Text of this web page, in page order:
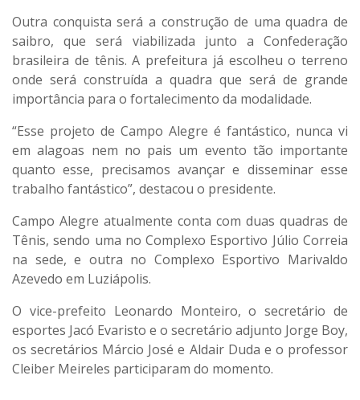
Outra conquista será a construção de uma quadra de
saibro, que será viabilizada junto a Confederação
brasileira de tênis. A prefeitura já escolheu o terreno
onde será construída a quadra que será de grande
importância para o fortalecimento da modalidade.
“Esse projeto de Campo Alegre é fantástico, nunca vi
em alagoas nem no pais um evento tão importante
quanto esse, precisamos avançar e disseminar esse
trabalho fantástico”, destacou o presidente.
Campo Alegre atualmente conta com duas quadras de
Tênis, sendo uma no Complexo Esportivo Júlio Correia
na sede, e outra no Complexo Esportivo Marivaldo
Azevedo em Luziápolis.
O vice-prefeito Leonardo Monteiro, o secretário de
esportes Jacó Evaristo e o secretário adjunto Jorge Boy,
os secretários Márcio José e Aldair Duda e o professor
Cleiber Meireles participaram do momento.